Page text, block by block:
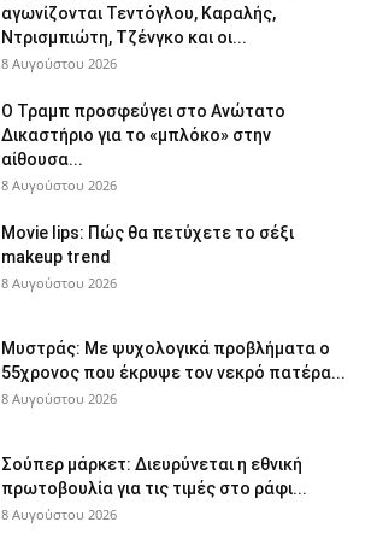
αγωνίζονται Τεντόγλου, Καραλής,
Ντρισμπιώτη, Τζένγκο και οι...
8 Αυγούστου 2026
Ο Τραμπ προσφεύγει στο Ανώτατο
Δικαστήριο για το «μπλόκο» στην
αίθουσα...
8 Αυγούστου 2026
Movie lips: Πώς θα πετύχετε το σέξι
makeup trend
8 Αυγούστου 2026
Μυστράς: Με ψυχολογικά προβλήματα ο
55χρονος που έκρυψε τον νεκρό πατέρα...
8 Αυγούστου 2026
Σούπερ μάρκετ: Διευρύνεται η εθνική
πρωτοβουλία για τις τιμές στο ράφι...
8 Αυγούστου 2026